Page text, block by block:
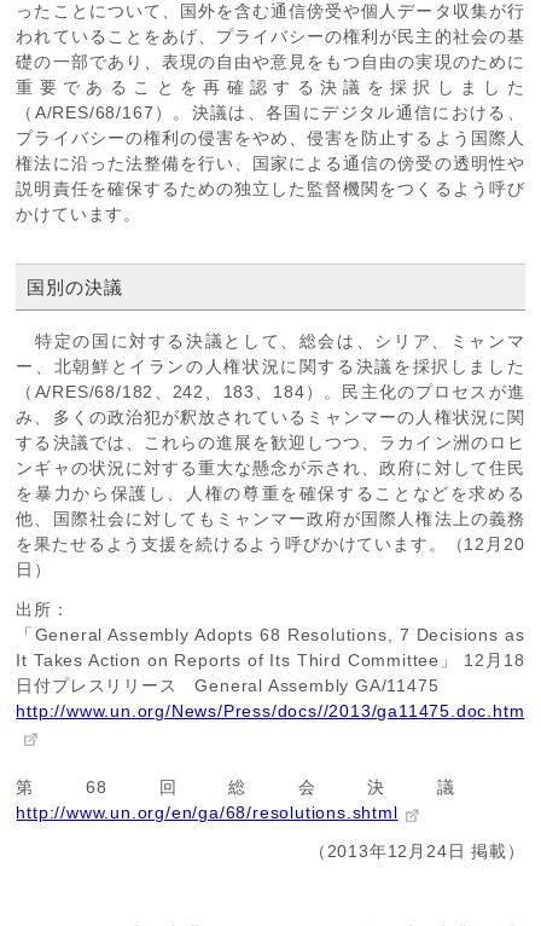
ったことについて、国外を含む通信傍受や個人データ収集が行
われていることをあげ、プライバシーの権利が民主的社会の基
礎の一部であり、表現の自由や意見をもつ自由の実現のために
重要であることを再確認する決議を採択しました
（A/RES/68/167）。決議は、各国にデジタル通信における、
プライバシーの権利の侵害をやめ、侵害を防止するよう国際人
権法に沿った法整備を行い、国家による通信の傍受の透明性や
説明責任を確保するための独立した監督機関をつくるよう呼び
かけています。
国別の決議
特定の国に対する決議として、総会は、シリア、ミャンマ
ー、北朝鮮とイランの人権状況に関する決議を採択しました
（A/RES/68/182、242、183、184）。民主化のプロセスが進
み、多くの政治犯が釈放されているミャンマーの人権状況に関
する決議では、これらの進展を歓迎しつつ、ラカイン洲のロヒ
ンギャの状況に対する重大な懸念が示され、政府に対して住民
を暴力から保護し、人権の尊重を確保することなどを求める
他、国際社会に対してもミャンマー政府が国際人権法上の義務
を果たせるよう支援を続けるよう呼びかけています。（12月20
日）
出所：
「General Assembly Adopts 68 Resolutions, 7 Decisions as
It Takes Action on Reports of Its Third Committee」 12月18
日付プレスリリース General Assembly GA/11475
http://www.un.org/News/Press/docs//2013/ga11475.doc.htm
第68回総会決議
http://www.un.org/en/ga/68/resolutions.shtml
（2013年12月24日 掲載）